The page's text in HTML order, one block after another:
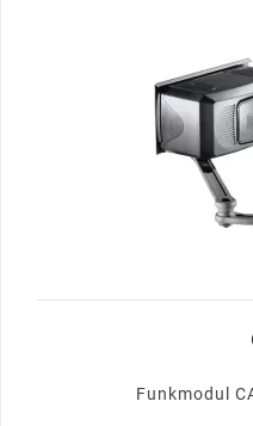
Funkmodul